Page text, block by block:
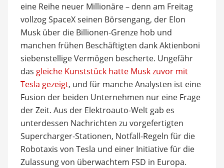
eine Reihe neuer Millionäre – denn am Freitag
vollzog SpaceX seinen Börsengang, der Elon
Musk über die Billionen-Grenze hob und
manchen frühen Beschäftigten dank Aktienboni
siebenstellige Vermögen bescherte. Ungefähr
das gleiche Kunststück hatte Musk zuvor mit
Tesla gezeigt, und für manche Analysten ist eine
Fusion der beiden Unternehmen nur eine Frage
der Zeit. Aus der Elektroauto-Welt gab es
unterdessen Nachrichten zu vorgefertigten
Supercharger-Stationen, Notfall-Regeln für die
Robotaxis von Tesla und einer Initiative für die
Zulassung von überwachtem FSD in Europa.